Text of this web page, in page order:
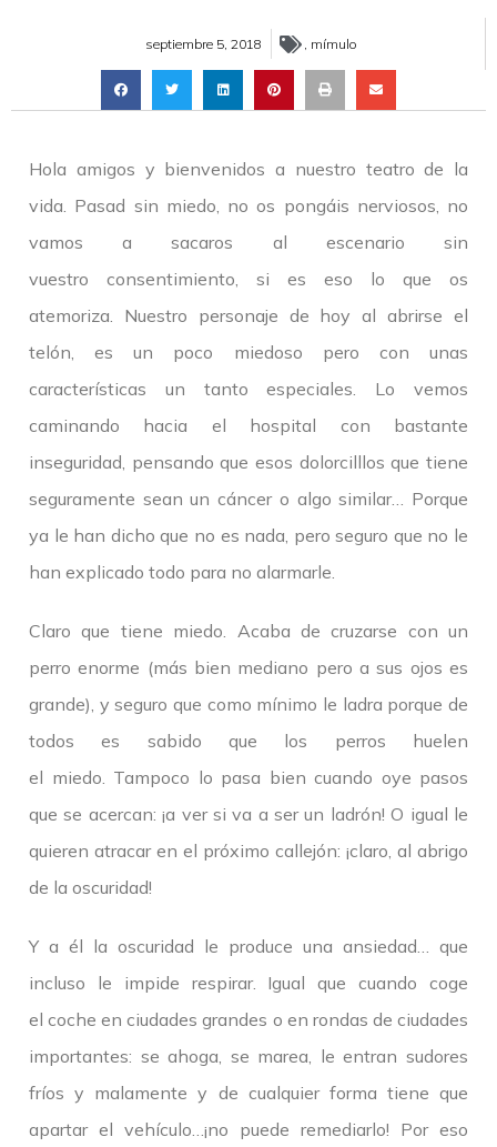
septiembre 5, 2018 , mímulo
Hola amigos y bienvenidos a nuestro teatro de la
vida. Pasad sin miedo, no os pongáis nerviosos, no
vamos a sacaros al escenario sin
vuestro consentimiento, si es eso lo que os
atemoriza. Nuestro personaje de hoy al abrirse el
telón, es un poco miedoso pero con unas
características un tanto especiales. Lo vemos
caminando hacia el hospital con bastante
inseguridad, pensando que esos dolorcilllos que tiene
seguramente sean un cáncer o algo similar… Porque
ya le han dicho que no es nada, pero seguro que no le
han explicado todo para no alarmarle.
Claro que tiene miedo. Acaba de cruzarse con un
perro enorme (más bien mediano pero a sus ojos es
grande), y seguro que como mínimo le ladra porque de
todos es sabido que los perros huelen
el miedo. Tampoco lo pasa bien cuando oye pasos
que se acercan: ¡a ver si va a ser un ladrón! O igual le
quieren atracar en el próximo callejón: ¡claro, al abrigo
de la oscuridad!
Y a él la oscuridad le produce una ansiedad… que
incluso le impide respirar. Igual que cuando coge
el coche en ciudades grandes o en rondas de ciudades
importantes: se ahoga, se marea, le entran sudores
fríos y malamente y de cualquier forma tiene que
apartar el vehículo…¡no puede remediarlo! Por eso